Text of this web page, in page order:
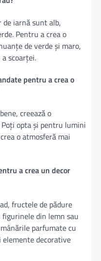
de iarnă sunt alb,
Pentru a crea o
de verde și maro,
scoarței.
pentru a crea o
creează o
opta și pentru lumini
o atmosferă mai
a crea un decor
fructele de pădure
din lemn sau
parfumate cu
decorative